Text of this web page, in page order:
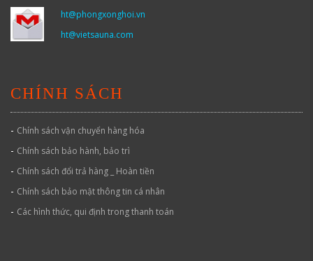
ht@phongxonghoi.vn
ht@vietsauna.com
CHÍNH SÁCH
- Chính sách vận chuyển hàng hóa
- Chính sách bảo hành, bảo trì
- Chính sách đổi trả hàng _ Hoàn tiền
- Chính sách bảo mật thông tin cá nhân
- Các hình thức, qui định trong thanh toán